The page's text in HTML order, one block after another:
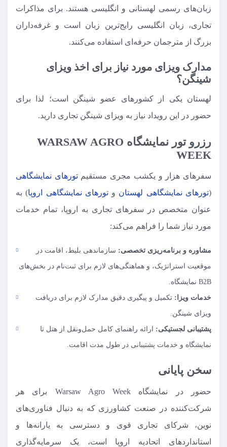
زبان‌های رسمی لهستانی و انگلیسی هستند. برای مذاکرات
تجاری، زبان انگلیسی رایج‌ترین زبان است و غرفه‌داران
بزرگ از مترجمان حرفه‌ای استفاده می‌کنند.
مدارک ویزای مورد نیاز برای اخذ ویزای
شینگن؟
لهستان یکی از کشورهای عضو شینگن است؛ لذا برای
حضور در این رویداد نیاز به ویزای شینگن تجاری دارید.
رزرو تور نمایشگاه WARSAW AGRO
WEEK
سفرهای هزار و یکشب مجری مستقیمتورهای نمایشگاهی
(تورهای نمایشگاهی لهستان وتورهای نمایشگاهی اروپا) به
عنوان متخصص در سفرهای تجاری به اروپا، تمام خدمات
مورد نیاز شما را فراهم می‌کند:
مشاوره و برنامه‌ریزی تخصصی: سازماندهی بلیط، اقامت در
موقعیت استراتژیک، و هماهنگی‌های لازم برای ثبت‌نام در بخش‌های
B2B نمایشگاه.
خدمات ویزا: تکمیل و پیگیری دقیق مدارک لازم برای دریافت
ویزای شینگن.
پشتیبانی لجستیکی: ارائه راهنمای کامل حمل‌ونقل از هتل تا
نمایشگاه و خدمات پشتیبانی در طول مدت اقامت.
سخن پایانی
حضور در نمایشگاه Warsaw Agro Week برای هر
شرکت‌کننده در صنعت کشاورزی که به دنبال فناوری‌های
نوین، شرکای تجاری قوی و دسترسی به یارانه‌ها و
استانداردهای اتحادیه اروپا است، یک سرمایه‌گذاری